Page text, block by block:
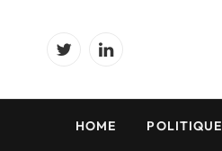
TwitterLinkedIn
HOME POLITIQUE